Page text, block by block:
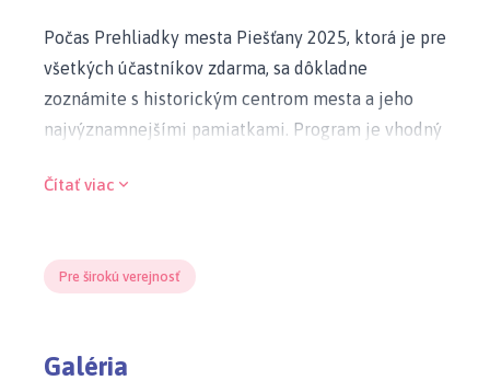
Počas Prehliadky mesta Piešťany 2025, ktorá je pre
všetkých účastníkov zdarma, sa dôkladne
zoznámite s historickým centrom mesta a jeho
najvýznamnejšími pamiatkami. Program je vhodný
organizované skupiny žiakov, študentov či
Prehliadka zahŕňa výklad o najdôležitejších
historických, kultúrnych a architektonických
profesionálny miestny sprievodca, rôzne
Čítať viac
Pre širokú verejnosť
Galéria